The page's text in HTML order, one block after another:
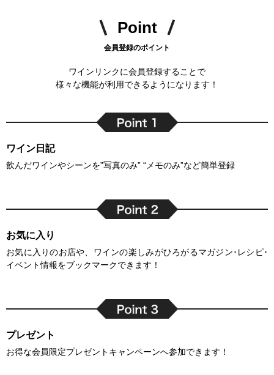
Point
会員登録のポイント
ワインリンクに会員登録することで
様々な機能が利用できるようになります！
ワイン日記
飲んだワインやシーンを”写真のみ” “メモのみ”など簡単登録
お気に入り
お気に入りのお店や、ワインの楽しみがひろがるマガジン･レシピ･
イベント情報をブックマークできます！
プレゼント
お得な会員限定プレゼントキャンペーンへ参加できます！